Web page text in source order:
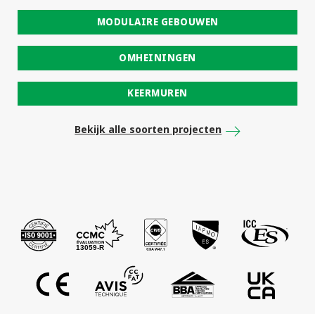
MODULAIRE GEBOUWEN
OMHEININGEN
KEERMUREN
Bekijk alle soorten projecten